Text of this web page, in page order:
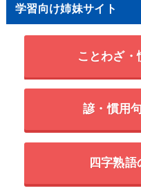
学習向け姉妹サイト
ことわざ
諺・慣用
四字熟